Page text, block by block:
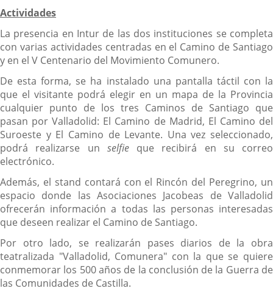
Actividades
La presencia en Intur de las dos instituciones se completa
con varias actividades centradas en el Camino de Santiago
y en el V Centenario del Movimiento Comunero.
De esta forma, se ha instalado una pantalla táctil con la
que el visitante podrá elegir en un mapa de la Provincia
cualquier punto de los tres Caminos de Santiago que
pasan por Valladolid: El Camino de Madrid, El Camino del
Suroeste y El Camino de Levante. Una vez seleccionado,
podrá realizarse un selfieque recibirá en su correo
electrónico.
Además, el stand contará con el Rincón del Peregrino, un
espacio donde las Asociaciones Jacobeas de Valladolid
ofrecerán información a todas las personas interesadas
que deseen realizar el Camino de Santiago.
Por otro lado, se realizarán pases diarios de la obra
teatralizada "Valladolid, Comunera" con la que se quiere
conmemorar los 500 años de la conclusión de la Guerra de
las Comunidades de Castilla.